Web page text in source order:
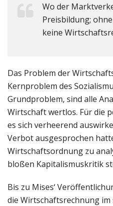
Wo der
Preisbildung;
keine
Das Problem der
Kernproblem des
Grundproblem, sind alle
Wirtschaft wertlos. Für die
es sich verheerend
Verbot ausgesprochen
Wirtschaftsordnung zu
bloßen Kapitalismuskritik
Bis zu Mises‘
die Wirtschaftsrechnung im